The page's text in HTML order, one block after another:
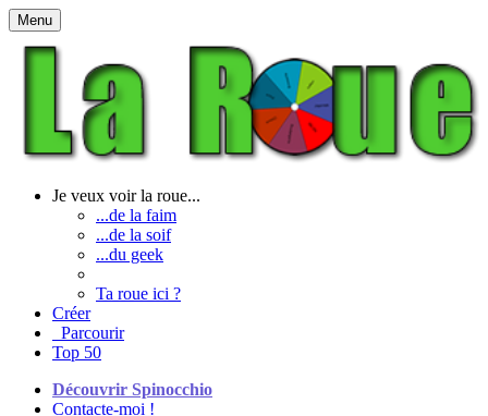
Menu
Je veux voir la roue...
...de la faim
...de la soif
...du geek
Ta roue ici ?
Créer
Parcourir
Top 50
Découvrir Spinocchio
Contacte-moi !